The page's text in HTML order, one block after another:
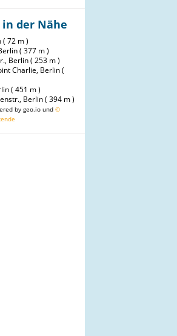
der Nähe
72 m )
( 377 m )
Berlin ( 253 m )
Charlie, Berlin (
( 451 m )
Berlin ( 394 m )
by geo.io und ©